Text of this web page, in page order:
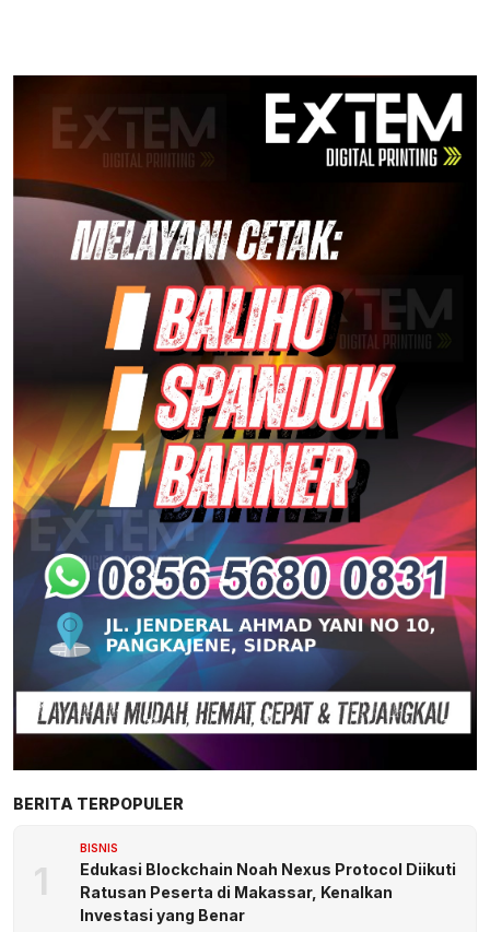
BERITA TERPOPULER
1
BISNIS
Edukasi Blockchain Noah Nexus Protocol Diikuti
Ratusan Peserta di Makassar, Kenalkan
Investasi yang Benar